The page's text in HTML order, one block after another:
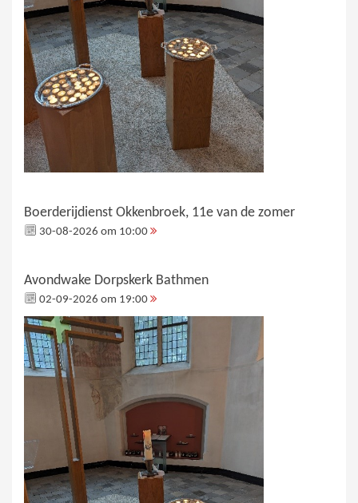
Boerderijdienst Okkenbroek, 11e van de zomer
30-08-2026 om 10:00
Avondwake Dorpskerk Bathmen
02-09-2026 om 19:00